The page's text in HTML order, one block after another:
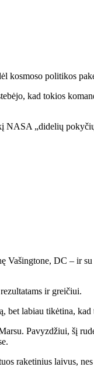
kosmoso politikos
kad tokios
NASA „didelių
Vašingtone, DC – ir
ir greičiui.
bet labiau tikėtina,
Pavyzdžiui, šį
raketinius laivus,